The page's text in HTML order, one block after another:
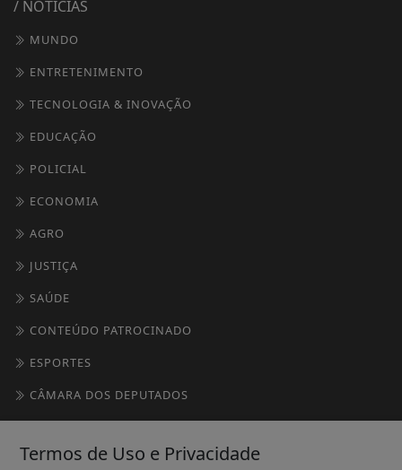
/ NOTÍCIAS
MUNDO
ENTRETENIMENTO
TECNOLOGIA & INOVAÇÃO
EDUCAÇÃO
POLICIAL
ECONOMIA
AGRO
JUSTIÇA
SAÚDE
CONTEÚDO PATROCINADO
ESPORTES
CÂMARA DOS DEPUTADOS
GERAL
Termos de Uso e Privacidade